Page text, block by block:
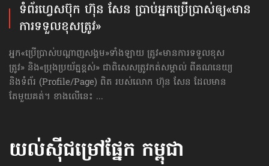
ទំព័រ​ហ្វេសប៊ុក ហ៊ុន សែន ប្រាប់​អ្នកប្រើប្រាស់​ឲ្យ​«មាន​
ការទទួល​ខុសត្រូវ»
អ្នក«ប្រើប្រាស់បណ្ដាញសង្គម»ទាំងឡាយ ត្រូវ«មាន​ការទទួល​ខុស
ត្រូវ» និង«ប្រុងប្រយ័ត្នខ្ពស់» ជាពិសេសត្រូវកត់សម្គាល់ ពីគណនេយ្យ
និងទំព័រ (Profile/Page) ពិត របស់លោក ហ៊ុន សែន ដែលមាន
តែមួយគត់។ ខាងលើនេះ ...
យល់ស៊ីជម្រៅផ្នែក កម្ពុជា